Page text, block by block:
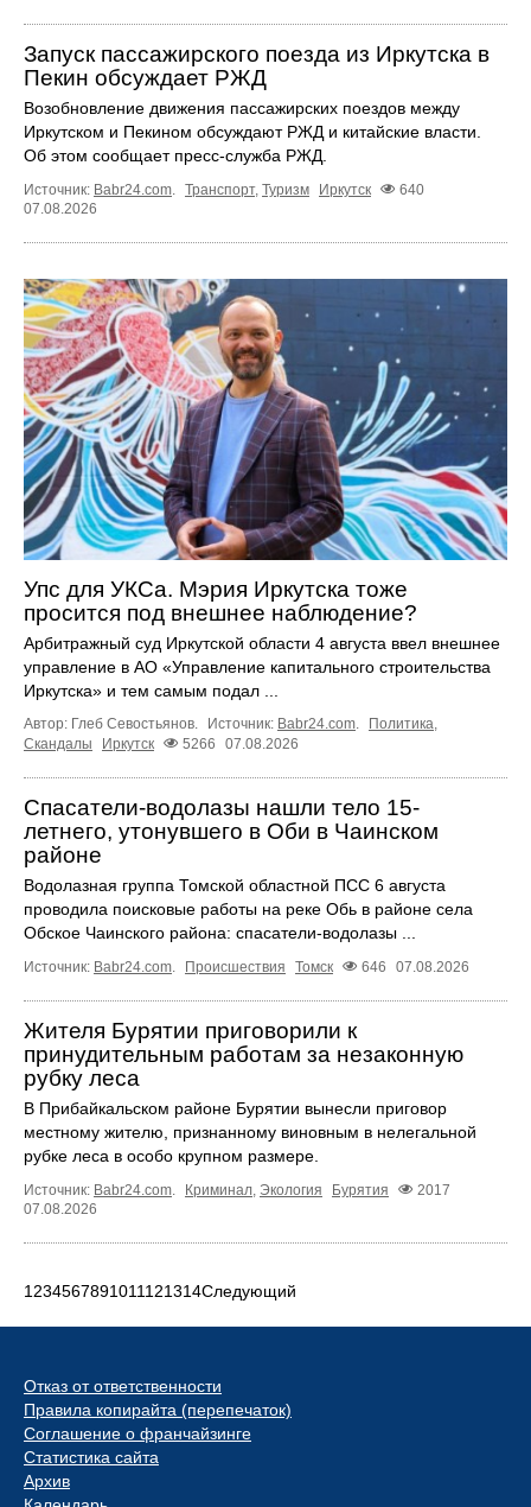
Запуск пассажирского поезда из Иркутска в
Пекин обсуждает РЖД
Возобновление движения пассажирских поездов между
Иркутском и Пекином обсуждают РЖД и китайские власти.
Об этом сообщает пресс‑служба РЖД.
Источник: Babr24.com. Транспорт, Туризм Иркутск
640
07.08.2026
Упс для УКСа. Мэрия Иркутска тоже
просится под внешнее наблюдение?
Арбитражный суд Иркутской области 4 августа ввел внешнее
управление в АО «Управление капитального строительства
Иркутска» и тем самым подал ...
Автор: Глеб Севостьянов. Источник: Babr24.com Политика
Скандалы
Иркутск 5266 07.08.2026
Спасатели-водолазы нашли тело 15-
летнего, утонувшего в Оби в Чаинском
районе
Водолазная группа Томской областной ПСС 6 августа
проводила поисковые работы на реке Обь в районе села
Обское Чаинского района: спасатели-водолазы ...
Источник: Babr24.com Происшествия Томск 646 07.08.2026
Жителя Бурятии приговорили к
принудительным работам за незаконную
рубку леса
В Прибайкальском районе Бурятии вынесли приговор
местному жителю, признанному виновным в нелегальной
рубке леса в особо крупном размере.
Источник: Babr24.com. Криминал, Экология Бурятия
2017
07.08.2026
1 234567891011121314Следующий
Отказ от ответственности
Правила копирайта (перепечаток)
Соглашение о франчайзинге
Статистика сайта
Архив